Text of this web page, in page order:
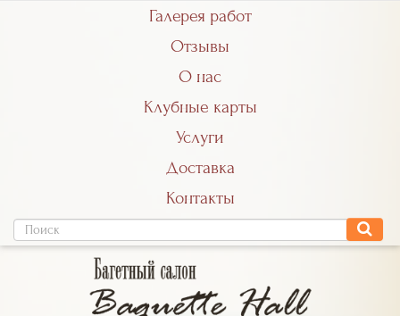
Галерея работ
Отзывы
О нас
Клубные карты
Услуги
Доставка
Контакты